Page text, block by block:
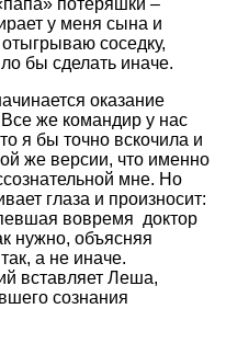
у меня сына и
соседку,
бы сделать иначе.
оказание
же командир у нас
я бы точно вскочила и
же версии, что именно
мне. Но
глаза и произносит:
вовремя доктор
нужно, объясняя
а не иначе.
вставляет Леша,
сознания